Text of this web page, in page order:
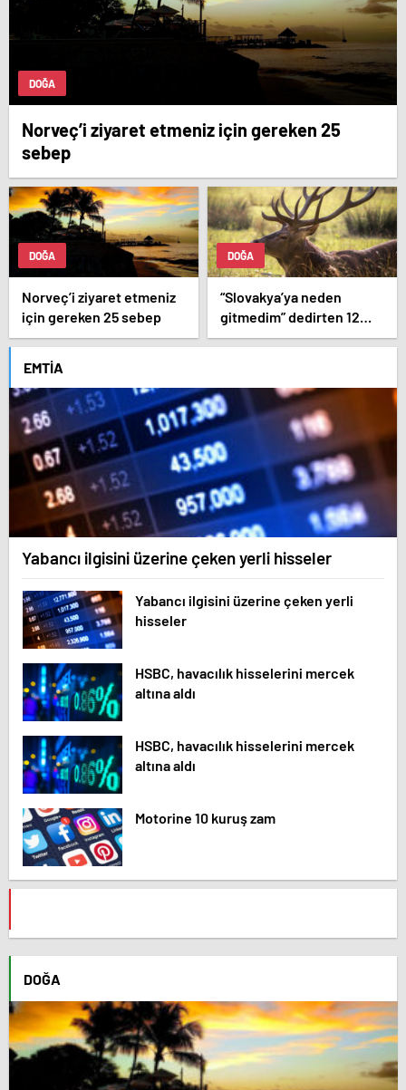
DOĞA
Norveç’i ziyaret etmeniz için gereken 25
sebep
DOĞA
Norveç’i ziyaret etmeniz
için gereken 25 sebep
DOĞA
“Slovakya’ya neden
gitmedim” dedirten 12
fotoğraf
EMTIA
Yabancı ilgisini üzerine çeken yerli hisseler
Yabancı ilgisini üzerine çeken yerli
hisseler
HSBC, havacılık hisselerini mercek
altına aldı
HSBC, havacılık hisselerini mercek
altına aldı
Motorine 10 kuruş zam
DOĞA